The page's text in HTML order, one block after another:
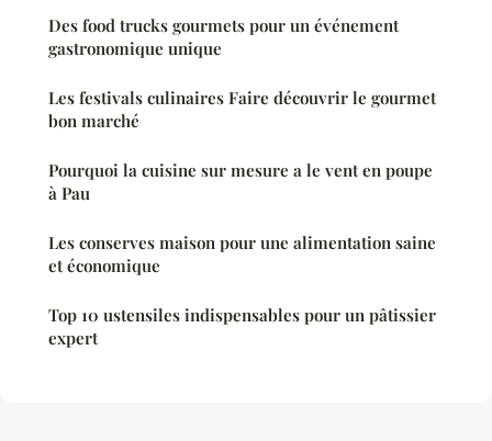
Des food trucks gourmets pour un événement
gastronomique unique
Les festivals culinaires Faire découvrir le gourmet
bon marché
Pourquoi la cuisine sur mesure a le vent en poupe
à Pau
Les conserves maison pour une alimentation saine
et économique
Top 10 ustensiles indispensables pour un pâtissier
expert